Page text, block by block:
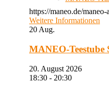
https://maneo.de/
Weitere Informationen
20Aug.
MANEO-Teestube
20. August 2026
18:30 - 20:30